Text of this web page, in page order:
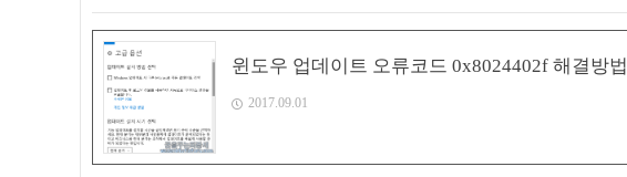
윈도우 업데이트 오류코드 0x8024402f 해결방법
2017.09.01